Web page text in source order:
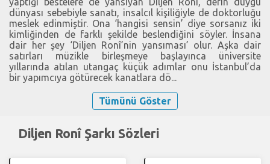
dünyası sebebiyle sanatı, insalcıl kişiliğiyle de doktorluğu
meslek edinmiştir. Ona ‘hangisi sensin’ diye sorsanız iki
kimliğinden de farklı şekilde beslendiğini söyler. İnsana
dair her şey ‘Diljen Ronî’nin yansıması’ olur. Aşka dair
satırları müzikle birleşmeye başlayınca üniversite
yıllarında atılan utangaç küçük adımlar onu İstanbul’da
bir yapımcıya götürecek kanatlara dö...
Tümünü Göster
Diljen Ronî Şarkı Sözleri